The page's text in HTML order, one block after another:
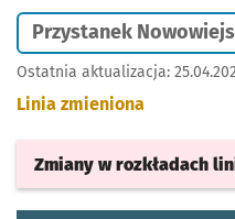
Przystanek
Ostatnia aktualizacja:
Linia zmieniona
Zmiany w rozkładach